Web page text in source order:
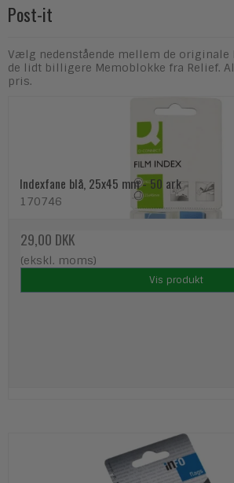
Post-it
Vælg nedenstående mellem de
de lidt billigere Memoblokke fra Relief.
pris.
Indexfane blå, 25x45 mm - 50 ark
170746
29,00 DKK
(ekskl. moms)
Vis produkt